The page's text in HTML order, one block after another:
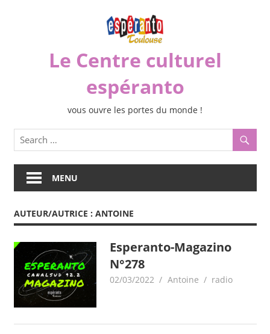
Le Centre culturel
espéranto
vous ouvre les portes du monde !
MENU
AUTEUR/AUTRICE : ANTOINE
Esperanto-Magazino
N°278
02/03/2022 Antoine radio